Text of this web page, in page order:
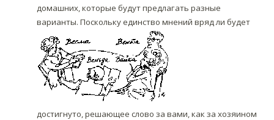
домашних, которые будут предлагать разные
варианты. Поскольку единство мнений вряд ли будет
достигнуто, решающее слово за вами, как за хозяином